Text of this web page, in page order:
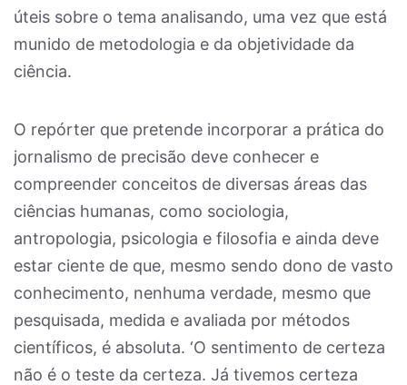
úteis sobre o tema analisando, uma vez que está
munido de metodologia e da objetividade da
ciência.
O repórter que pretende incorporar a prática do
jornalismo de precisão deve conhecer e
compreender conceitos de diversas áreas das
ciências humanas, como sociologia,
antropologia, psicologia e filosofia e ainda deve
estar ciente de que, mesmo sendo dono de vasto
conhecimento, nenhuma verdade, mesmo que
pesquisada, medida e avaliada por métodos
científicos, é absoluta. ‘O sentimento de certeza
não é o teste da certeza. Já tivemos certeza